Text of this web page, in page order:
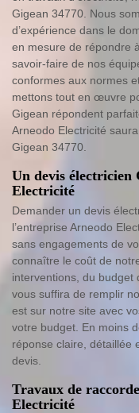
Gigean 34770. Nous
d’expérience dans le
en mesure de répondre
savoir-faire de nos
conformes aux normes
mettons tout en œuvre
Gigean répondent
Arneodo Electricité
Gigean 34770.
Un devis électricien
Electricité
Demander un devis
l’entreprise Arneodo
sans engagements de
connaître le coût de
interventions, du budget
vous suffira de remplir
est sur notre site avec
votre budget. En moins
réponse claire, détaillée
devis.
Travaux de
Electricité